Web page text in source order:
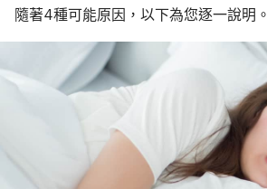
隨著4種可能原因，以下為您逐一說明。